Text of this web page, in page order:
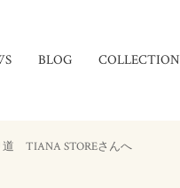
BLOG COLLECTION
道 TIANA STOREさんへ